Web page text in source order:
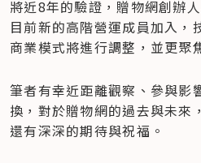
將近8年的驗證，贈物網創辦
目前新的高階營運成員加入，
商業模式將進行調整，並更聚
筆者有幸近距離觀察、參與影
換，對於贈物網的過去與未來
還有深深的期待與祝福。